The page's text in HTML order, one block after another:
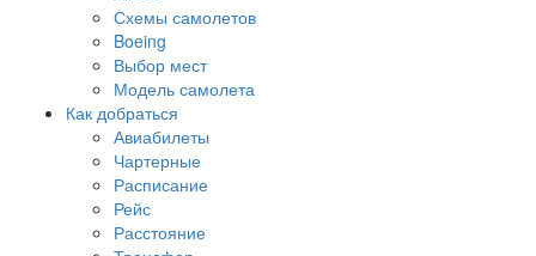
Схемы самолетов
Boeing
Выбор мест
Модель самолета
Как добраться
Авиабилеты
Чартерные
Расписание
Рейс
Расстояние